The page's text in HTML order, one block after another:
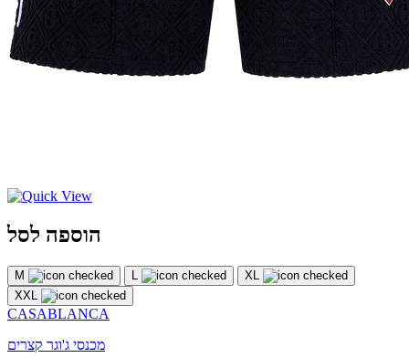
הוספה לסל
M L
XL
XXL
CASABLANCA
מכנסי ג'וגר קצרים